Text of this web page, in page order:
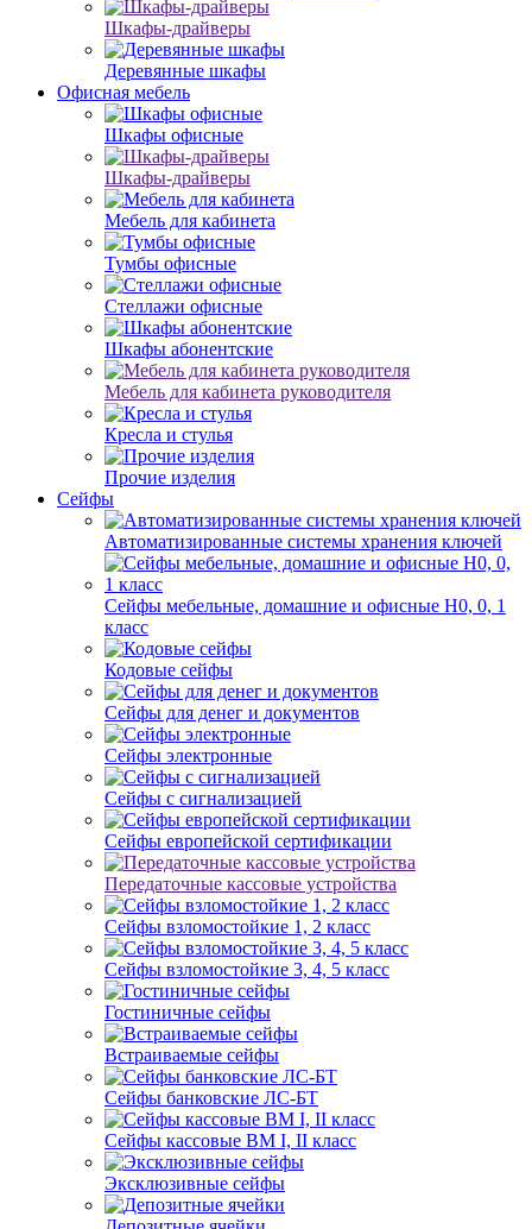
Шкафы-драйверы
Деревянные шкафы
Офисная мебель
Шкафы офисные
Шкафы-драйверы
Мебель для кабинета
Тумбы офисные
Стеллажи офисные
Шкафы абонентские
Мебель для кабинета руководителя
Кресла и стулья
Прочие изделия
Сейфы
Автоматизированные системы хранения ключей
Сейфы мебельные, домашние и офисные Н0, 0, 1
класс
Кодовые сейфы
Сейфы для денег и документов
Сейфы электронные
Сейфы с сигнализацией
Сейфы европейской сертификации
Передаточные кассовые устройства
Сейфы взломостойкие 1, 2 класс
Сейфы взломостойкие 3, 4, 5 класс
Гостиничные сейфы
Встраиваемые сейфы
Сейфы банковские ЛС-БТ
Сейфы кассовые ВМ I, II класс
Эксклюзивные сейфы